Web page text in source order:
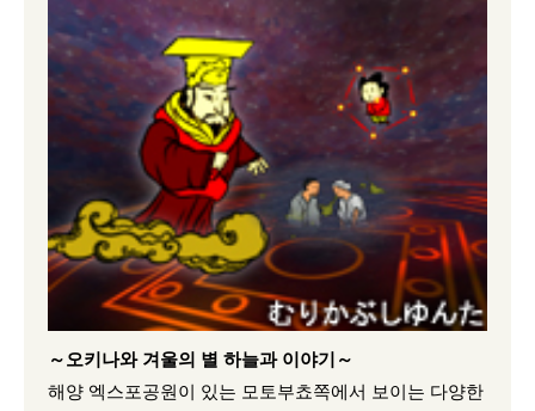
～오키나와 겨울의 별 하늘과 이야기～
해양 엑스포공원이 있는 모토부쵸쪽에서 보이는 다양한